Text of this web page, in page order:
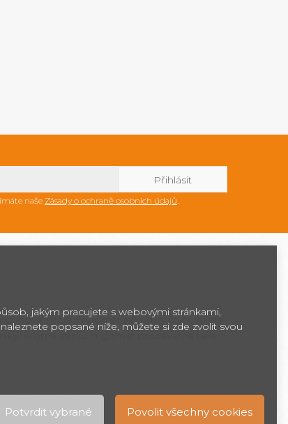
naše Zásady o ochraně osobních údajů.
stroje Frigomat jsou díky čtyřicetileté
Kromě strojů Frigomat prodáváme také
jakým pracujete s webovými stránkami,
popsané níže, můžete si zde zvolit svou
Potvrdit vybrané Povolit všechny cookies